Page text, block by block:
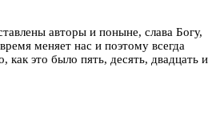
авторы и поныне, слава Богу,
меняет нас и поэтому всегда
как это было пять, десять, двадцать и